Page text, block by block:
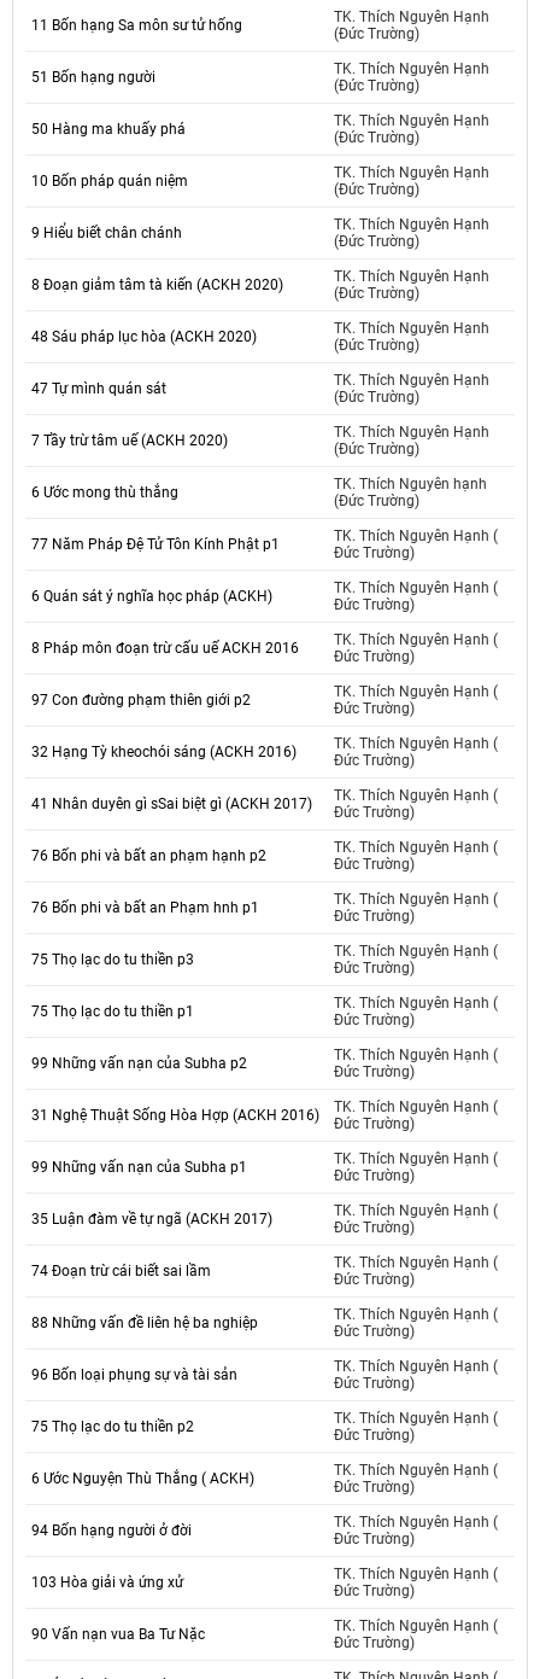
11 Bốn hạng Sa môn sư tử hống
TK. Thích Nguyên Hạnh
(Đức Trường)
51 Bốn hạng người
TK. Thích Nguyên Hạnh
(Đức Trường)
50 Hàng ma khuấy phá
TK. Thích Nguyên Hạnh
(Đức Trường)
10 Bốn pháp quán niệm
TK. Thích Nguyên Hạnh
(Đức Trường)
9 Hiểu biết chân chánh
TK. Thích Nguyên Hạnh
(Đức Trường)
8 Đoạn giảm tâm tà kiến (ACKH 2020)
TK. Thích Nguyên Hạnh
(Đức Trường)
48 Sáu pháp lục hòa (ACKH 2020)
TK. Thích Nguyên Hạnh
(Đức Trường)
47 Tự mình quán sát
TK. Thích Nguyên Hạnh
(Đức Trường)
7 Tầy trừ tâm uế (ACKH 2020)
TK. Thích Nguyên Hạnh
(Đức Trường)
6 Ước mong thù thắng
TK. Thích Nguyên hạnh
(Đức Trường)
77 Năm Pháp Đệ Tử Tôn Kính Phật p1
TK. Thích Nguyên Hạnh (
Đức Trường)
6 Quán sát ý nghĩa học pháp (ACKH)
TK. Thích Nguyên Hạnh (
Đức Trường)
8 Pháp môn đoạn trừ cấu uế ACKH 2016
TK. Thích Nguyên Hạnh (
Đức Trường)
97 Con đường phạm thiên giới p2
TK. Thích Nguyên Hạnh (
Đức Trường)
32 Hạng Tỳ kheochói sáng (ACKH 2016)
TK. Thích Nguyên Hạnh (
Đức Trường)
41 Nhân duyên gì sSai biệt gì (ACKH 2017)
TK. Thích Nguyên Hạnh (
Đức Trường)
76 Bốn phi và bất an phạm hạnh p2
TK. Thích Nguyên Hạnh (
Đức Trường)
76 Bốn phi và bất an Phạm hnh p1
TK. Thích Nguyên Hạnh (
Đức Trường)
75 Thọ lạc do tu thiền p3
TK. Thích Nguyên Hạnh (
Đức Trường)
75 Thọ lạc do tu thiền p1
TK. Thích Nguyên Hạnh (
Đức Trường)
99 Những vấn nạn của Subha p2
TK. Thích Nguyên Hạnh (
Đức Trường)
31 Nghệ Thuật Sống Hòa Hợp (ACKH 2016)
TK. Thích Nguyên Hạnh (
Đức Trường)
99 Những vấn nạn của Subha p1
TK. Thích Nguyên Hạnh (
Đức Trường)
35 Luận đàm về tự ngã (ACKH 2017)
TK. Thích Nguyên Hạnh (
Đức Trường)
74 Đoạn trừ cái biết sai lầm
TK. Thích Nguyên Hạnh (
Đức Trường)
88 Những vấn đề liên hệ ba nghiệp
TK. Thích Nguyên Hạnh (
Đức Trường)
96 Bốn loại phụng sự và tài sản
TK. Thích Nguyên Hạnh (
Đức Trường)
75 Thọ lạc do tu thiền p2
TK. Thích Nguyên Hạnh (
Đức Trường)
6 Ước Nguyện Thù Thắng ( ACKH)
TK. Thích Nguyên Hạnh (
Đức Trường)
94 Bốn hạng người ở đời
TK. Thích Nguyên Hạnh (
Đức Trường)
103 Hòa giải và ứng xử
TK. Thích Nguyên Hạnh (
Đức Trường)
90 Vấn nạn vua Ba Tư Nặc
TK. Thích Nguyên Hạnh (
Đức Trường)